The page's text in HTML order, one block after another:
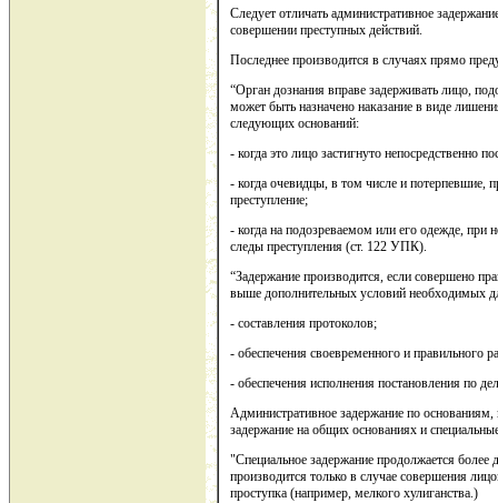
Следует отличать административное
совершении преступных действий.
Последнее производится в случаях прямо
“Орган дознания вправе задерживать лицо,
может быть назначено наказание в виде
следующих оснований:
- когда это лицо застигнуто непосредственно
- когда очевидцы, в том числе и потерпевшие,
преступление;
- когда на подозреваемом или его одежде,
следы преступления (ст. 122 УПК).
“Задержание производится, если совершено
выше дополнительных условий необходимых
- составления протоколов;
- обеспечения своевременного и правильного
- обеспечения исполнения постановления по
Административное задержание по
задержание на общих основаниях и
"Специальное задержание продолжается
производится только в случае совершения
проступка (например, мелкого хулиганства.)